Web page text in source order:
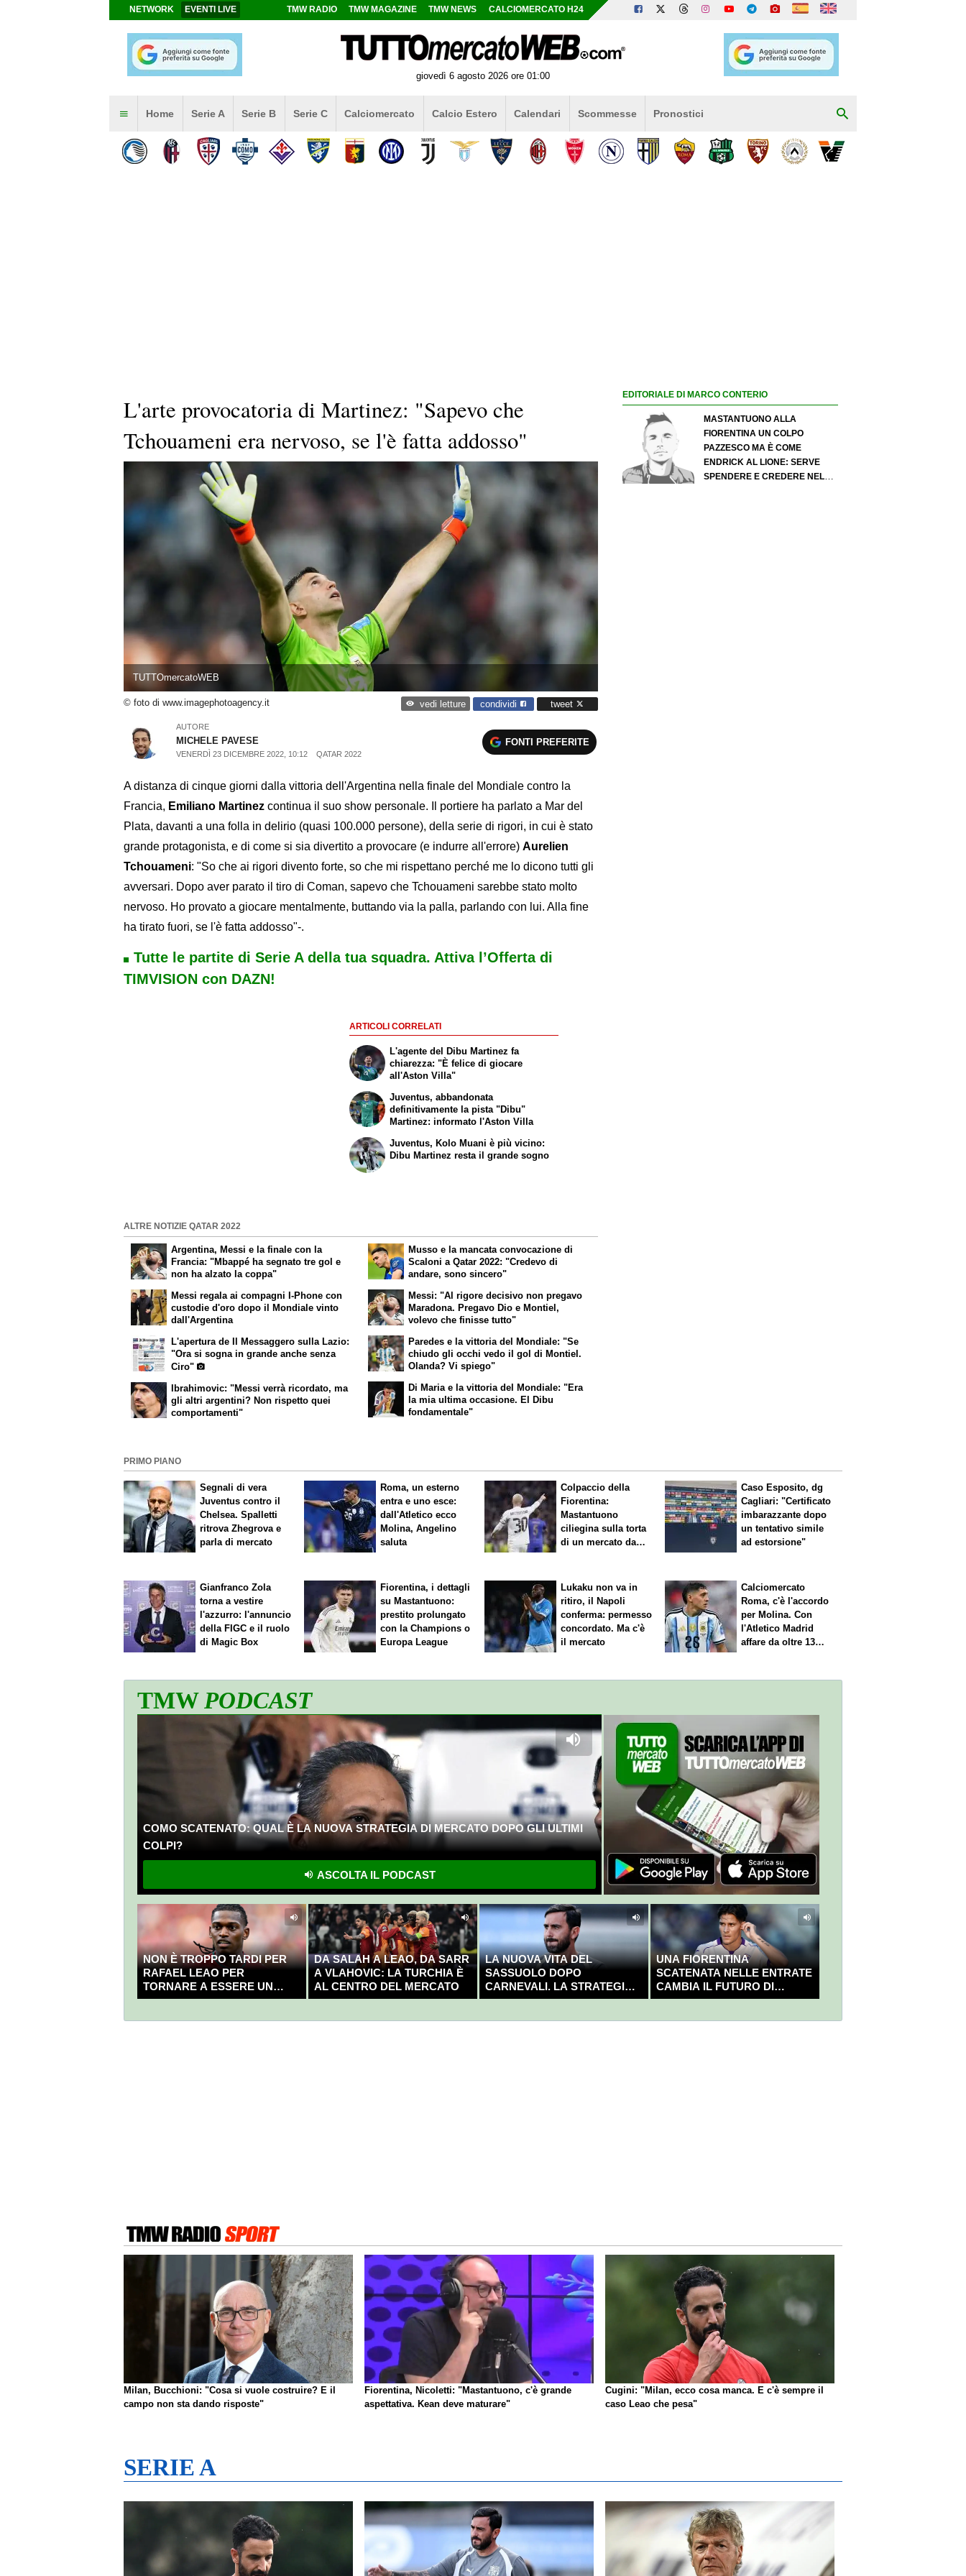
NETWORK EVENTI LIVE TMW RADIO TMW MAGAZINE TMW NEWS CALCIOMERCATO H24
giovedì 6 agosto 2026 ore 01:00
Home Serie A Serie B Serie C Calciomercato Calcio Estero Calendari Scommesse Pronostici
L'arte provocatoria di Martinez: "Sapevo che
Tchouameni era nervoso, se l'è fatta addosso"
TUTTOmercatoWEB
© foto di www.imagephotoagency.it vedi letture condividi tweet
AUTORE
MICHELE PAVESE
VENERDÌ 23 DICEMBRE 2022, 10:12 QATAR 2022
FONTI PREFERITE
A distanza di cinque giorni dalla vittoria dell'Argentina nella finale del Mondiale contro la
Francia, Emiliano Martinez continua il suo show personale. Il portiere ha parlato a Mar del
Plata, davanti a una folla in delirio (quasi 100.000 persone), della serie di rigori, in cui è stato
grande protagonista, e di come si sia divertito a provocare (e indurre all'errore) Aurelien
Tchouameni: "So che ai rigori divento forte, so che mi rispettano perché me lo dicono tutti gli
avversari. Dopo aver parato il tiro di Coman, sapevo che Tchouameni sarebbe stato molto
nervoso. Ho provato a giocare mentalmente, buttando via la palla, parlando con lui. Alla fine
ha tirato fuori, se l'è fatta addosso"-.
Tutte le partite di Serie A della tua squadra. Attiva l’Offerta di
TIMVISION con DAZN!
ARTICOLI CORRELATI
L'agente del Dibu Martinez fa
chiarezza: "È felice di giocare
all'Aston Villa"
Juventus, abbandonata
definitivamente la pista "Dibu"
Martinez: informato l'Aston Villa
Juventus, Kolo Muani è più vicino:
Dibu Martinez resta il grande sogno
ALTRE NOTIZIE QATAR 2022
Argentina, Messi e la finale con la
Francia: "Mbappé ha segnato tre gol e
non ha alzato la coppa"
Messi regala ai compagni I-Phone con
custodie d'oro dopo il Mondiale vinto
dall'Argentina
Musso e la mancata convocazione di
Scaloni a Qatar 2022: "Credevo di
andare, sono sincero"
Messi: "Al rigore decisivo non pregavo
Maradona. Pregavo Dio e Montiel,
volevo che finisse tutto"
L'apertura deIl Messaggero sulla Lazio:
"Ora si sogna in grande anche senza
Ciro"
Ibrahimovic: "Messi verrà ricordato, ma
gli altri argentini? Non rispetto quei
comportamenti"
Paredes e la vittoria del Mondiale: "Se
chiudo gli occhi vedo il gol di Montiel.
Olanda? Vi spiego"
Di Maria e la vittoria del Mondiale: "Era
la mia ultima occasione. El Dibu
fondamentale"
EDITORIALE DI MARCO CONTERIO
MASTANTUONO ALLA
FIORENTINA UN COLPO
PAZZESCO MA È COME
ENDRICK AL LIONE: SERVE
SPENDERE E CREDERE NELLO
PRIMO PIANO
Segnali di vera
Juventus contro il
Chelsea. Spalletti
ritrova Zhegrova e
parla di mercato
Roma, un esterno
entra e uno esce:
dall'Atletico ecco
Molina, Angelino
saluta
Colpaccio della
Fiorentina:
Mastantuono
ciliegina sulla torta
di un mercato da
Caso Esposito, dg
Cagliari: "Certificato
imbarazzante dopo
un tentativo simile
ad estorsione"
Gianfranco Zola
torna a vestire
l'azzurro: l'annuncio
della FIGC e il ruolo
di Magic Box
Fiorentina, i dettagli
su Mastantuono:
prestito prolungato
con la Champions o
Europa League
Lukaku non va in
ritiro, il Napoli
conferma: permesso
concordato. Ma c'è
il mercato
Calciomercato
Roma, c'è l'accordo
per Molina. Con
l'Atletico Madrid
affare da oltre 13
TMWPODCAST
COMO SCATENATO: QUAL È LA NUOVA STRATEGIA DI MERCATO DOPO GLI ULTIMI
COLPI?
ASCOLTA IL PODCAST
NON È TROPPO TARDI PER
RAFAEL LEAO PER
TORNARE A ESSERE UN
CAMPIONE
DA SALAH A LEAO, DA SARR
A VLAHOVIC: LA TURCHIA È
AL CENTRO DEL MERCATO
LA NUOVA VITA DEL
SASSUOLO DOPO
CARNEVALI. LA STRATEGIA È
GIÀ CHIARA E DECISA
UNA FIORENTINA
SCATENATA NELLE ENTRATE
CAMBIA IL FUTURO DI
NICOLÒ FAGIOLI?
Milan, Bucchioni: "Cosa si vuole costruire? E il
campo non sta dando risposte"
Fiorentina, Nicoletti: "Mastantuono, c'è grande
aspettativa. Kean deve maturare"
Cugini: "Milan, ecco cosa manca. E c'è sempre il
caso Leao che pesa"
SERIE A